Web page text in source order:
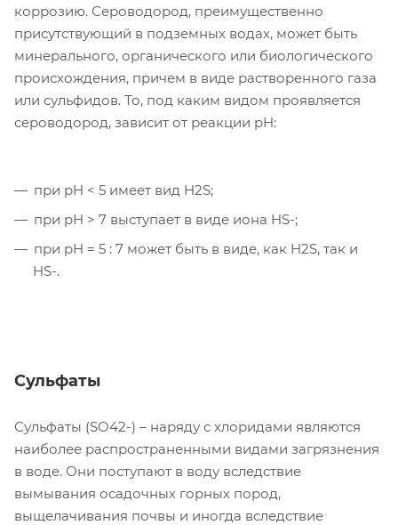
коррозию. Сероводород, преимущественно
присутствующий в подземных водах, может быть
минерального, органического или биологического
происхождения, причем в виде растворенного газа
или сульфидов. То, под каким видом проявляется
сероводород, зависит от реакции pH:
при pH < 5 имеет вид H2S;
при pH > 7 выступает в виде иона HS-;
при pH = 5 : 7 может быть в виде, как H2S, так и
HS-.
Сульфаты
Сульфаты (SO42-) – наряду с хлоридами являются
наиболее распространенными видами загрязнения
в воде. Они поступают в воду вследствие
вымывания осадочных горных пород,
выщелачивания почвы и иногда вследствие